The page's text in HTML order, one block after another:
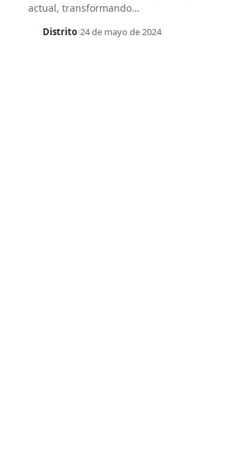
actual, transformando…
Distrito 24 de mayo de 2024